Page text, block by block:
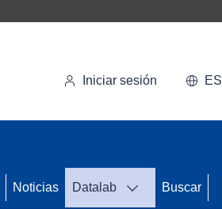
Iniciar sesión ES
Noticias Datalab Buscar